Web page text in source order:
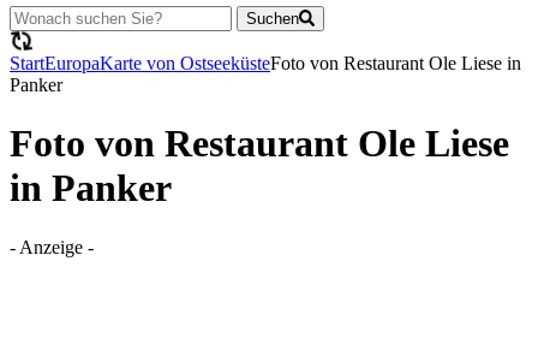
Suchen
StartEuropaKarte von OstseeküsteFoto von Restaurant Ole Liese in
Panker
Foto von Restaurant Ole Liese
in Panker
- Anzeige -